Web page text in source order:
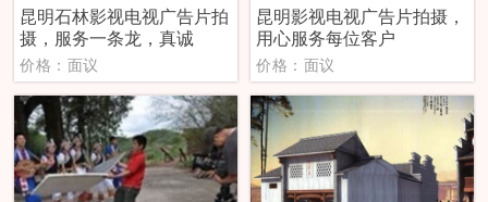
昆明石林影视电视广告片拍
摄，服务一条龙，真诚
价格：面议
昆明影视电视广告片拍摄，
用心服务每位客户
价格：面议